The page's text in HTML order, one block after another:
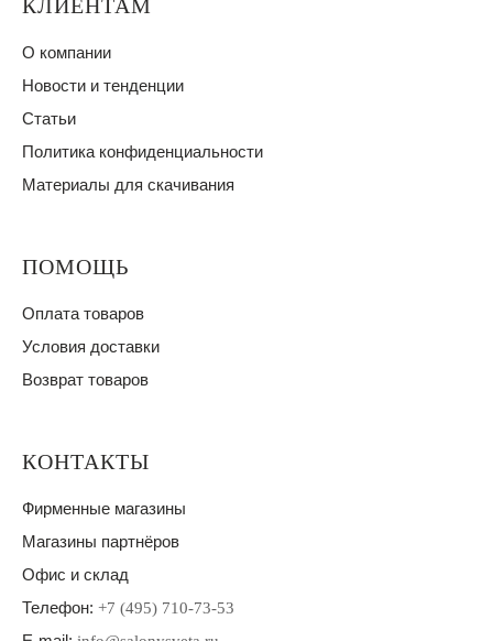
КЛИЕНТАМ
О компании
Новости и тенденции
Статьи
Политика конфиденциальности
Материалы для скачивания
ПОМОЩЬ
Оплата товаров
Условия доставки
Возврат товаров
КОНТАКТЫ
Фирменные магазины
Магазины партнёров
Офис и склад
Телефон: +7 (495) 710-73-53